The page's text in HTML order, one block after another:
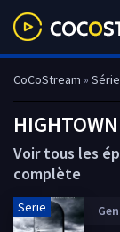
CoCoStream »
Voir tous les
complète
Serie